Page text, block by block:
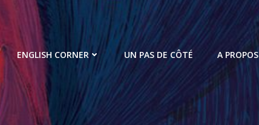
ENGLISH CORNER UN PAS DE CÔTÉ A PROPOS